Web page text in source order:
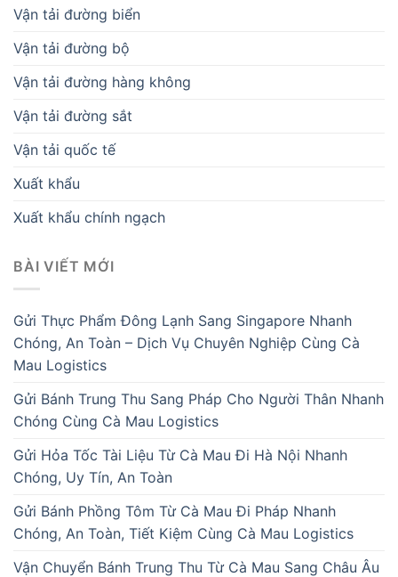
Vận tải đường biển
Vận tải đường bộ
Vận tải đường hàng không
Vận tải đường sắt
Vận tải quốc tế
Xuất khẩu
Xuất khẩu chính ngạch
BÀI VIẾT MỚI
Gửi Thực Phẩm Đông Lạnh Sang Singapore Nhanh
Chóng, An Toàn – Dịch Vụ Chuyên Nghiệp Cùng Cà
Mau Logistics
Gửi Bánh Trung Thu Sang Pháp Cho Người Thân Nhanh
Chóng Cùng Cà Mau Logistics
Gửi Hỏa Tốc Tài Liệu Từ Cà Mau Đi Hà Nội Nhanh
Chóng, Uy Tín, An Toàn
Gửi Bánh Phồng Tôm Từ Cà Mau Đi Pháp Nhanh
Chóng, An Toàn, Tiết Kiệm Cùng Cà Mau Logistics
Vận Chuyển Bánh Trung Thu Từ Cà Mau Sang Châu Âu